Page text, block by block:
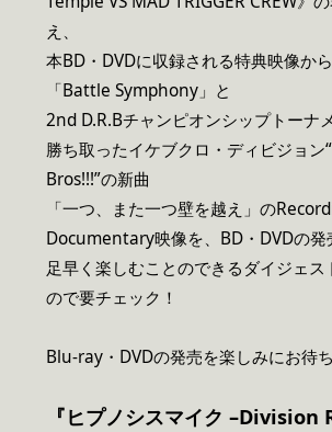
え、
本BD・DVDに収録される特典映像か
「Battle Symphony」と
2nd D.R.Bチャンピオンシップトーナ
勝ち取ったイケブクロ・ディビジョ
Bros!!!”の新曲
「一つ、また一つ壁を越え」の
Documentary映像を、BD・DVDの発
足早く楽しむことのできるダイジェス
ので要チェック！
Blu-ray・DVDの発売を楽しみにお待ち
『ヒプノシスマイク –Division